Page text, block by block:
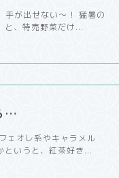
手が出せない～！ 猛暑の
と、特売野菜だけ...
…
ェオレ系やキャラメル
いうと、紅茶好き...